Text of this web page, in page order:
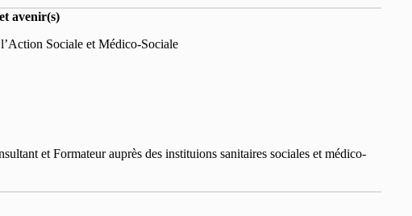
avenir(s)
l’Action Sociale et Médico-Sociale
et Formateur auprès des instituions sanitaires sociales et médico-